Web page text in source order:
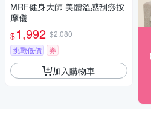
MRF健身大師 美體溫感刮痧按
摩儀
$1,992 $2,080
挑戰低價
券
加入購物車